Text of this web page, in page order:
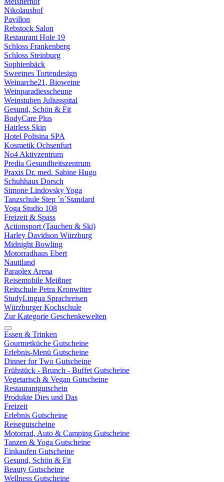
Nikolaushof
Pavillon
Rebstock Salon
Restaurant Hole 19
Schloss Frankenberg
Schloss Steinburg
Sophienbäck
Sweetnes Tortendesign
Weinarche21, Bioweine
Weinparadiesscheune
Weinstuben Juliusspital
Gesund, Schön & Fit
BodyCare Plus
Hairless Skin
Hotel Polisina SPA
Kosmetik Ochsenfurt
No4 Aktivzentrum
Predia Gesundheitszentrum
Praxis Dr. med. Sabine Hugo
Schuhhaus Dorsch
Simone Lindovsky Yoga
Tanzschule Step ´n´Standard
Yoga Studio 108
Freizeit & Spass
Actionsport (Tauchen & Ski)
Harley Davidson Würzburg
Midnight Bowling
Motorradhaus Ebert
Nautiland
Paraplex Arena
Reisemobile Meißner
Reitschule Petra Kronwitter
StudyLingua Sprachreisen
Würzburger Kochschule
Zur Kategorie Geschenkewelten
Essen & Trinken
Gourmetküche Gutscheine
Erlebnis-Menü Gutscheine
Dinner for Two Gutscheine
Frühstück - Brunch - Buffet Gutscheine
Vegetarisch & Vegan Gutscheine
Restaurantgutschein
Produkte Dies und Das
Freizeit
Erlebnis Gutscheine
Reisegutscheine
Motorrad, Auto & Camping Gutscheine
Tanzen & Yoga Gutscheine
Einkaufen Gutscheine
Gesund, Schön & Fit
Beauty Gutscheine
Wellness Gutscheine